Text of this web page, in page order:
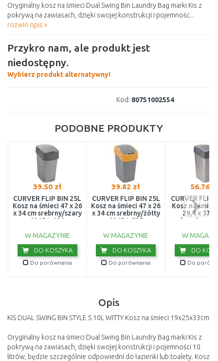
Oryginalny kosz na śmieci Dual Swing Bin Laundry Bag marki Kis z
pokrywą na zawiasach, dzięki swojej konstrukcji i pojemnośc...
rozwiń opis »
Przykro nam, ale produkt jest
niedostępny.
Wybierz produkt alternatywny!
Kod: 80751002554
PODOBNE PRODUKTY
39.50 zł
CURVER FLIP BIN 25L
Kosz na śmieci 47 x 26
x 34 cm srebrny/szary
02171-686
W MAGAZYNIE
DO KOSZYKA
Do porównania
39.82 zł
CURVER FLIP BIN 25L
Kosz na śmieci 47 x 26
x 34 cm srebrny/żółty
02171-535
W MAGAZYNIE
DO KOSZYKA
Do porównania
56.76
CURVER FLIP
Kosz na
29,4 x 37,6
srebrny/szary
W
DO
Do
Opis
KIS DUAL SWING BIN STYLE S 10L WITTY Kosz na śmieci 19x25x33cm
Oryginalny kosz na śmieci Dual Swing Bin Laundry Bag marki Kis z
pokrywą na zawiasach, dzięki swojej konstrukcji i pojemności 10
litrów, będzie szczególnie odpowiedni do łazienki lub toalety. Kosz